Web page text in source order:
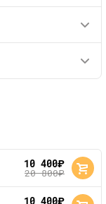
10 400руб.
20 800руб.
10 400руб.